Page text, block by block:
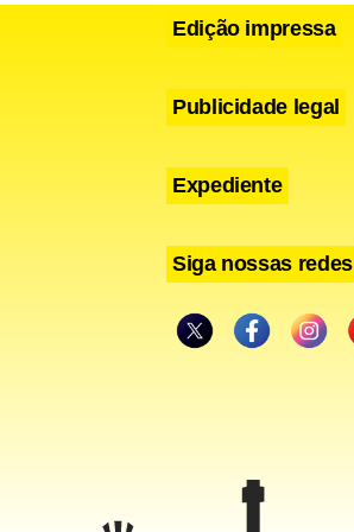
Edição impressa
Publicidade legal
Expediente
Siga nossas redes